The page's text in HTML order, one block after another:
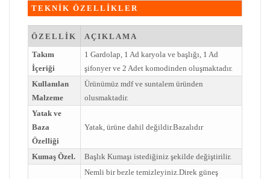
TEKNİK ÖZELLİKLER
ÖZELLİK
AÇIKLAMA
Takım
İçeriği
1 Gardolap, 1 Ad karyola ve başlığı, 1 Ad
şifonyer ve 2 Adet komodinden oluşmaktadır.
Kullanılan
Malzeme
Ürünümüz mdf ve suntalem üründen
olusmaktadir.
Yatak ve
Baza
Özelliği
Yatak, ürüne dahil değildir.Bazalıdır
Kumaş Özel. Başlık Kumaşı istediğiniz şekilde değiştirilir.
Nemli bir bezle temizleyiniz.Direk güneş